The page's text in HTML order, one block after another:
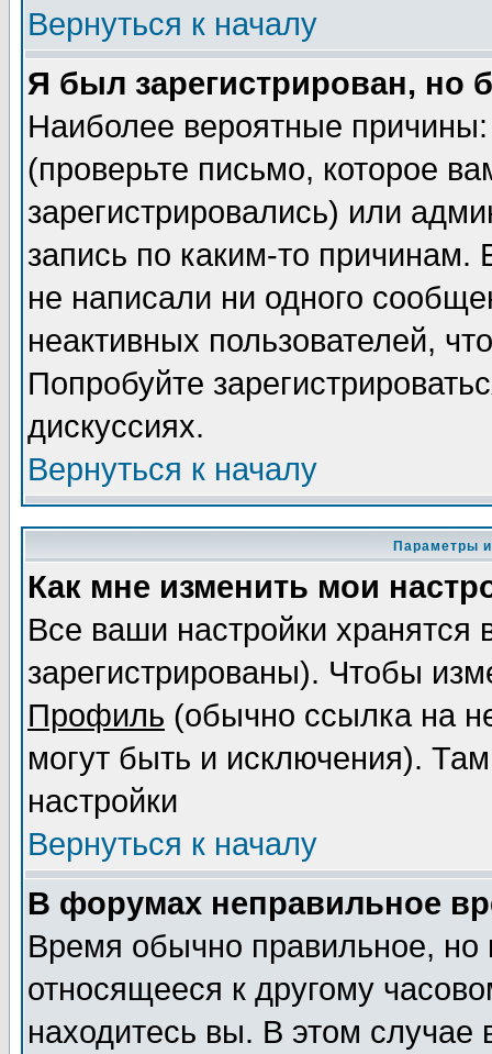
Вернуться к началу
Я был зарегистрирован, но
Наиболее вероятные
(проверьте письмо, которое
зарегистрировались) или
запись по каким-то
не написали ни одного
неактивных пользователей,
Попробуйте
дискуссиях.
Вернуться к началу
Параметры
Как мне изменить мои
Все ваши настройки
зарегистрированы). Чтобы
Профиль (обычно ссылка на
могут быть и исключения).
настройки
Вернуться к началу
В форумах неправильное
Время обычно правильное,
относящееся к другому
находитесь вы. В этом